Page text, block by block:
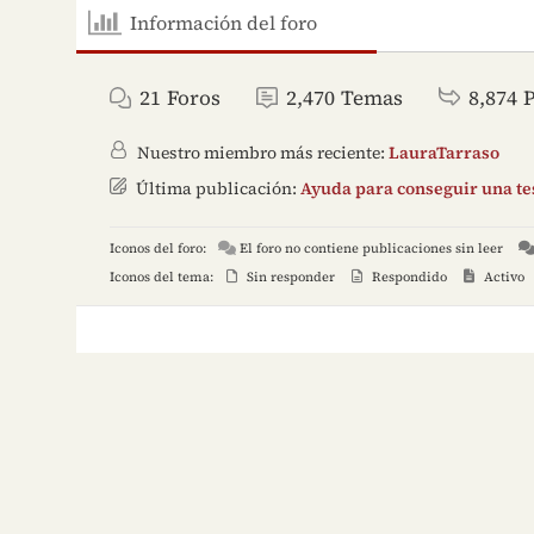
Información del foro
21 Foros 2,470 Temas 8,874
Nuestro miembro más reciente:LauraTarraso
Última publicación:Ayuda para conseguir una
Iconos del foro: El foro no contiene publicaciones sin leer
Iconos del tema:
Sin responder Respondido Activo